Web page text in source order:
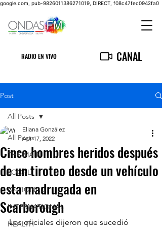
google.com, pub-9826011386271019, DIRECT, f08c47fec0942fa0
RADIO EN VIVO CANAL
Post
All Posts
THE MAIN
LOCAL
NATIONAL
INTERNATIONAL
HEALTH
All Posts
Cinco hombres heridos después
de un tiroteo desde un vehículo
esta madrugada en
Scarborough
Eliana González
Apr 17, 2022
Los oficiales dijeron que sucedió